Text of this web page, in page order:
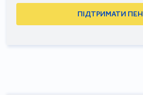
ПІДТРИМАТИ ПЕН